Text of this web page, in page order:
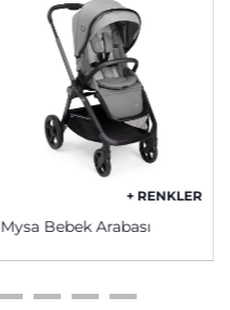
+ RENKLER
Mysa Bebek Arabası